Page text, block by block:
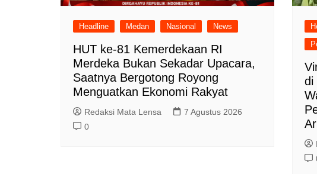
Headline Medan Nasional News
HUT ke-81 Kemerdekaan RI
Merdeka Bukan Sekadar Upacara,
Saatnya Bergotong Royong
Menguatkan Ekonomi Rakyat
Redaksi Mata Lensa
7 Agustus 2026
0
di